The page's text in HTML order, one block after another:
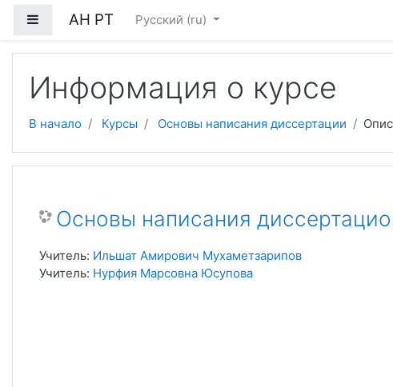
Боковая панель
АН РТ Русский ‎(ru)‎
Информация о курсе
В начало Курсы Основы написания диссертации
Основы написания
Учитель: Ильшат Амирович Мухаметзарипов
Учитель: Нурфия Марсовна Юсупова